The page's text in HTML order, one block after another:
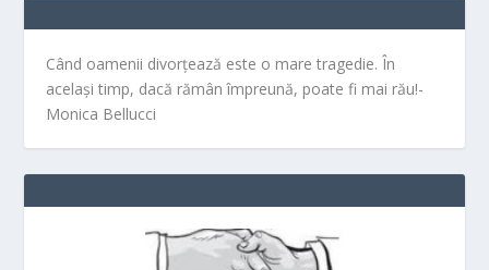
Când oamenii divorțează este o mare tragedie. În
același timp, dacă rămân împreună, poate fi mai rău!-
Monica Bellucci